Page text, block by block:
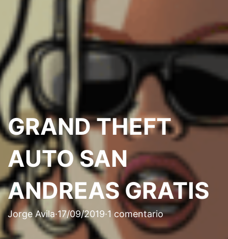
GRAND THEFT
AUTO SAN
ANDREAS GRATIS
Jorge Avila·17/09/2019·1 comentario